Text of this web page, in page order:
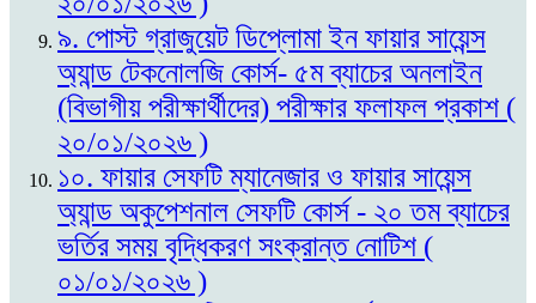
৯. পোস্ট গ্রাজুয়েট ডিপ্লোমা ইন ফায়ার সায়েন্স
অ্যান্ড টেকনোলজি কোর্স- ৫ম ব্যাচের অনলাইন
(বিভাগীয় পরীক্ষার্থীদের) পরীক্ষার ফলাফল প্রকাশ (
২০/০১/২০২৬ )
১০. ফায়ার সেফটি ম্যানেজার ও ফায়ার সায়েন্স
অ্যান্ড অকুপেশনাল সেফটি কোর্স - ২০ তম ব্যাচের
ভর্তির সময় বৃদ্ধিকরণ সংক্রান্ত নোটিশ (
০১/০১/২০২৬ )